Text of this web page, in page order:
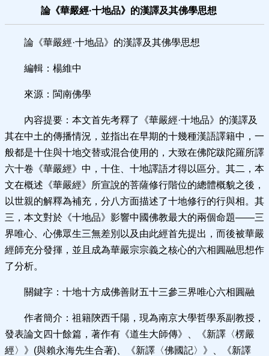
論《華嚴經·十地品》的漢譯及其佛學思想
論《華嚴經·十地品》的漢譯及其佛學思想
編輯：楊維中
來源：閩南佛學
內容提要：本文首先考釋了《華嚴經·十地品》的漢譯及
其在中土的傳播情況，並指出在早期的十幾種漢語譯籍中，一
般都是十住與十地交替或混合使用的，大致在佛陀跋陀羅所譯
六十卷《華嚴經》中，十住、十地譯語才得以區分。其二，本
文在概述《華嚴經》所宣說的菩薩修行階位的總體概貌之後，
以世親的解釋為補充，分八方面描述了十地修行的行與相。其
三，本文對於《十地品》影響中國佛教最大的兩個命題——三
界唯心、心佛眾生三無差別以及由此經首先提出，而後被華嚴
經師充分發揮，並且成為華嚴宗宗義之核心的六相圓融思想作
了分析。
關鍵字：十地十方成佛善財五十三參三界唯心六相圓融
作者簡介：祖籍陝西千陽，現為南京大學哲學系副教授，
發表論文四十餘篇，著作有《道生大師傳》、《新譯〈楞嚴
經〉》(與賴永海先生合著)、《新譯〈佛國記〉》、《新譯